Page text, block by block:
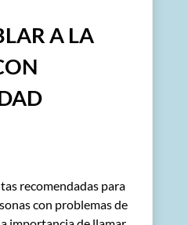
A LA
recomendadas para
con problemas de